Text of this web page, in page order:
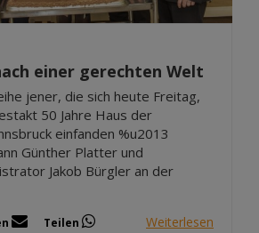
einer gerechten Welt
jener, die sich heute Freitag,
50 Jahre Haus der
einfanden %u2013
Günther Platter und
Jakob Bürgler an der
Teilen Weiterlesen